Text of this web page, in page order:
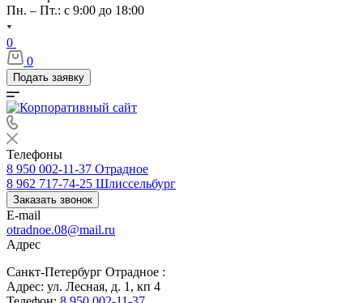
Пн. – Пт.: с 9:00 до 18:00
0
0
Подать заявку
Телефоны
8 950 002-11-37 Отрадное
8 962 717-74-25 Шлиссельбург
Заказать звонок
E-mail
otradnoe.08@mail.ru
Адрес
Санкт-Петербург Отрадное :
Адрес: ул. Лесная, д. 1, кп 4